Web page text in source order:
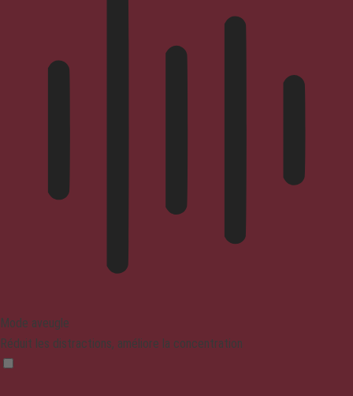
Mode aveugle
Réduit les distractions, améliore la concentration